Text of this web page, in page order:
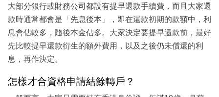
大部分銀行或財務公司都設有提早還款手續費，而且大家還
款時通常都會是「先息後本」，即在還款初期的款額中，利
息會佔較多，隨後本金佔多。大家決定要提早還款前，最好
先比較提早還款衍生的額外費用，以及之後仍未償還的利
息，再作決定。
怎樣才合資格申請結餘轉戶？